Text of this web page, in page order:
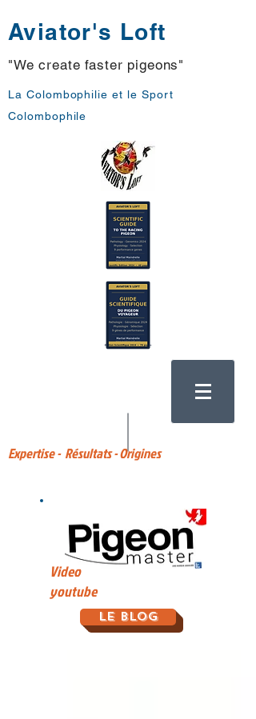
Aviator's Loft
"We create faster pigeons"
La Colombophilie et le Sport
Colombophile
Expertise - Résultats - Origines
Video
youtube
Le Blog